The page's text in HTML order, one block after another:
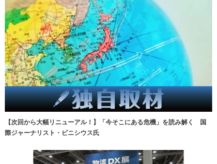
【次回から大幅リニューアル！】「今そこにある危機」を読み解く 国
際ジャーナリスト・ビニシウス氏